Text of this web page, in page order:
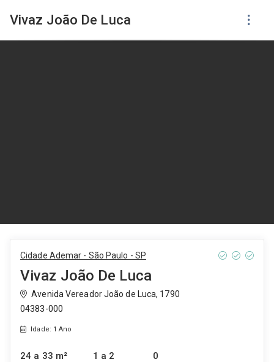
Vivaz João De Luca
Cidade Ademar - São Paulo - SP
Vivaz João De Luca
Avenida Vereador João de Luca, 1790
04383-000
Idade: 1 Ano
24 a 33 m² 1 a 2 0